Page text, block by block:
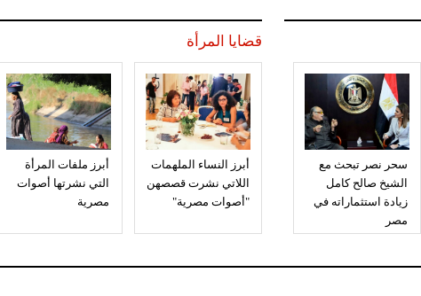
سحر نصر تبحث مع
الشيخ صالح كامل
زيادة استثماراته في
مصر
قضايا المرأة
أبرز النساء الملهمات
اللاتي نشرت قصصهن
"أصوات مصرية"
أبرز ملفات المرأة
التي نشرتها أصوات
مصرية